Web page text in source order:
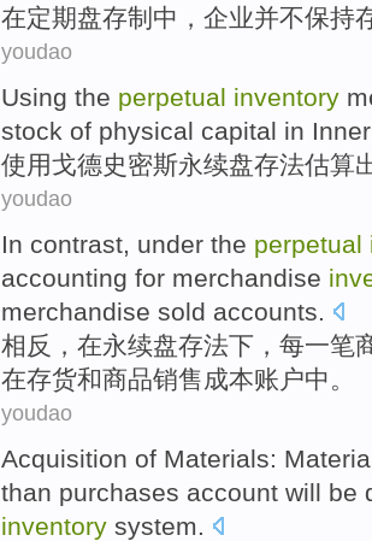
在定期盘存制中 ， 企业并不保持
youdao
Using the perpetual inventory
stock of physical capital in
使用戈德史密斯永续盘存法估算
youdao
In contrast, under the perpetual
accounting for merchandise
merchandise sold accounts.
相反 ，在永续盘存法下 ，每一笔
在存货和商品销售成本账户中。
youdao
Acquisition of Materials:
than purchases account will be
inventory system.